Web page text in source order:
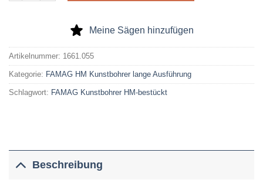
Meine Sägen hinzufügen
Artikelnummer: 1661.055
Kategorie: FAMAG HM Kunstbohrer lange Ausführung
Schlagwort: FAMAG Kunstbohrer HM-bestückt
Beschreibung